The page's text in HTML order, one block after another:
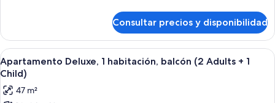
balcón
Deluxe,
habitación,
balcón
Consultar precios y disponibilidad
Abrir
todas
las
fotos
Un dormitorio moderno con una
6
Apartamento Deluxe, 1 habitación, balcón (2 Adults + 1
Child)
47 m²